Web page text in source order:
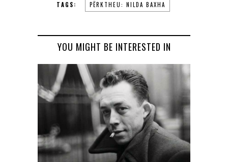
TAGS: PËRKTHEU: NILDA BAXHA
YOU MIGHT BE INTERESTED IN